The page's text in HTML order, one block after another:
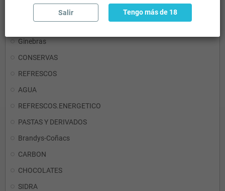
Aceites y Vinagres
Ginebras
CONSERVAS
REFRESCOS
AGUA
REFRESCOS.ENERGETICO
PASTAS Y DERIVADOS
Brandys-Coñacs
CARBON
CHOCOLATES
SIDRA
Salir Tengo más de 18